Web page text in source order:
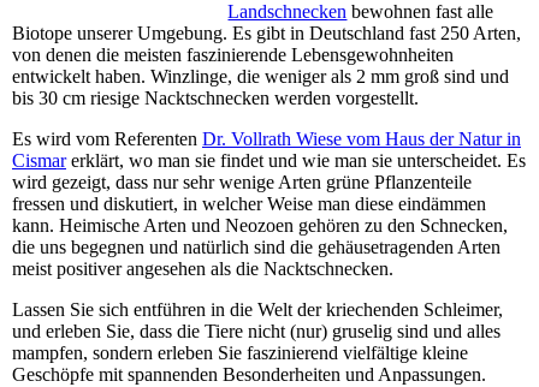
Landschnecken bewohnen fast alle
Biotope unserer Umgebung. Es gibt in Deutschland fast 250 Arten,
von denen die meisten faszinierende Lebensgewohnheiten
entwickelt haben. Winzlinge, die weniger als 2 mm groß sind und
bis 30 cm riesige Nacktschnecken werden vorgestellt.
Es wird vom Referenten Dr. Vollrath Wiese vom Haus der Natur in
Cismarerklärt, wo man sie findet und wie man sie unterscheidet. Es
wird gezeigt, dass nur sehr wenige Arten grüne Pflanzenteile
fressen und diskutiert, in welcher Weise man diese eindämmen
kann. Heimische Arten und Neozoen gehören zu den Schnecken,
die uns begegnen und natürlich sind die gehäusetragenden Arten
meist positiver angesehen als die Nacktschnecken.
Lassen Sie sich entführen in die Welt der kriechenden Schleimer,
und erleben Sie, dass die Tiere nicht (nur) gruselig sind und alles
mampfen, sondern erleben Sie faszinierend vielfältige kleine
Geschöpfe mit spannenden Besonderheiten und Anpassungen.